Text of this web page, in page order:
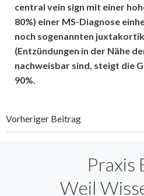
central vein sign mit einer
80%) einer MS-Diagnose
noch sogenannten
(Entzündungen in der Nähe
nachweisbar sind, steigt die
90%.
Vorheriger Beitrag
Praxis
Weil